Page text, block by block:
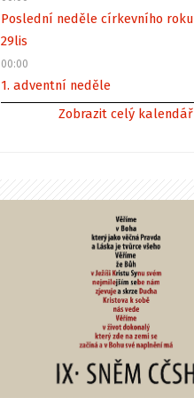
Poslední neděle církevního roku
29lis
00:00
1. adventní neděle
Zobrazit celý kalendář